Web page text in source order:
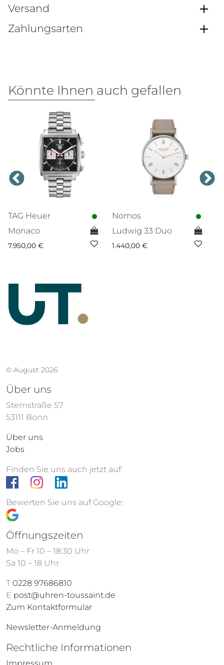
Versand
Zahlungsarten
Könnte Ihnen auch gefallen
TAG Heuer
Monaco
7.950,00 €
Nomos
Ludwig 33 Duo
1.440,00 €
© August 2026
Über uns
Sternstraße 57
53111 Bonn
Über uns
Jobs
Finden Sie uns auch jetzt auf:
Bewerten Sie uns auf Google:
Öffnungszeiten
Mo – Fr 10 – 18:30 Uhr
Sa 10 – 18 Uhr
T 0228 97686810
E post@uhren-toussaint.de
Zum Kontaktformular
Newsletter-Anmeldung
Rechtliche Informationen